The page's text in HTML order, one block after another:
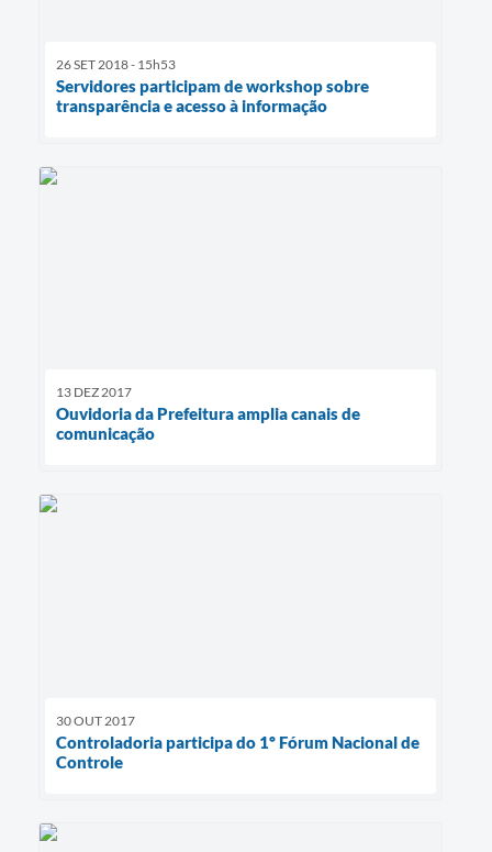
26 SET 2018 - 15h53
Servidores participam de workshop sobre
transparência e acesso à informação
13 DEZ 2017
Ouvidoria da Prefeitura amplia canais de
comunicação
30 OUT 2017
Controladoria participa do 1º Fórum Nacional de
Controle